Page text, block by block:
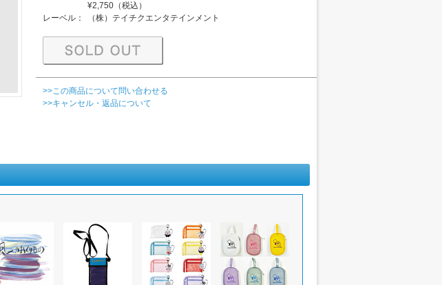
¥2,750（税込）
レーベル：
（株）テイチクエンタテインメント
>>この商品について問い合わせる
>>キャンセル・返品について